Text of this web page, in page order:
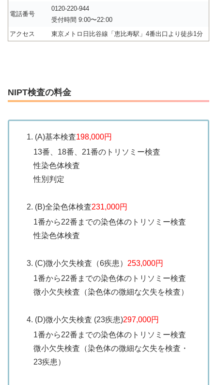
電話番号
0120-220-944
受付時間 9:00〜22:00
アクセス
東京メトロ日比谷線「恵比寿駅」4番出口より徒歩1分
NIPT検査の料金
(A)基本検査198,000円
13番、18番、21番のトリソミー検査
性染色体検査
性別判定
(B)全染色体検査231,000円
1番から22番までの染色体のトリソミー検査
性染色体検査
(C)微小欠失検査（6疾患） 253,000円
1番から22番までの染色体のトリソミー検査
微小欠失検査（染色体の微細な欠失を検査）
(D)微小欠失検査 (23疾患)297,000円
1番から22番までの染色体のトリソミー検査
微小欠失検査（染色体の微細な欠失を検査・
23疾患）